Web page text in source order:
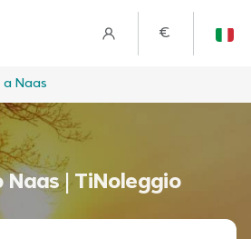
€
Naas
| TiNoleggio